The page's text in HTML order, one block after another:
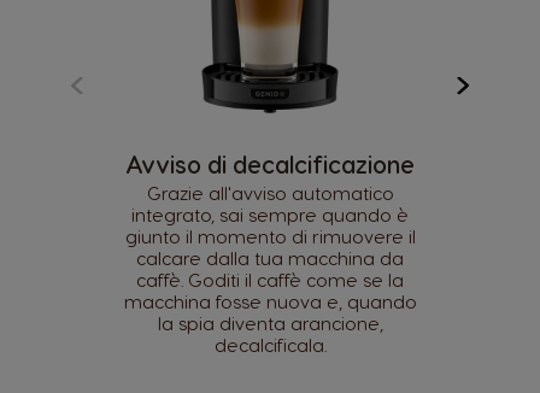
Avviso di decalcificazione
Grazie all'avviso automatico
integrato, sai sempre quando è
giunto il momento di rimuovere il
calcare dalla tua macchina da
caffè. Goditi il caffè come se la
macchina fosse nuova e, quando
la spia diventa arancione,
decalcificala.